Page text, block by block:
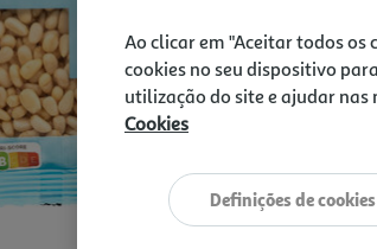
Ao clicar em "Aceitar todos os
cookies no seu dispositivo
utilização do site e ajudar
Cookies
Definições de cookies